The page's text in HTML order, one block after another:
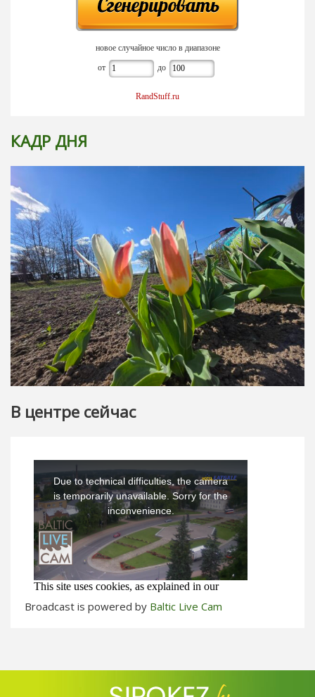
новое случайное число в диапазоне
от до
RandStuff.ru
КАДР ДНЯ
В центре сейчас
Broadcast is powered by Baltic Live Cam